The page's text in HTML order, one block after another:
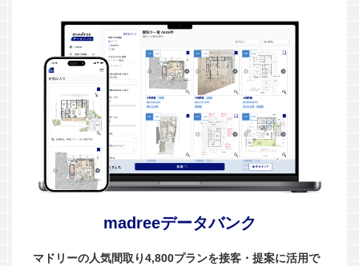
madreeデータバンク
マドリーの人気間取り4,800プランを接客・提案に活用で